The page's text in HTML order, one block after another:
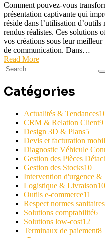
Comment pouvez-vous
présentation captivante qui
réside dans l’utilisation d’outils
rendus réalistes. Ces solutions
vos créations sous leur
de communication. Dans…
Read More
Catégories
Actualités & Tendances
CRM & Relation Client9
Design 3D & Plans5
Devis et facturation
Diagnostic Véhicule
Gestion des Pièces
Gestion des Stocks10
Intervention d'urgence &
Logistique & Livraison10
Outils e-commerce11
Respect normes sanitaires
Solutions comptabilité6
Solutions low-cost12
Terminaux de paiement8